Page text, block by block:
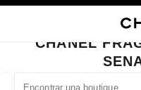
CERRAR TARJETA DE
CHANEL